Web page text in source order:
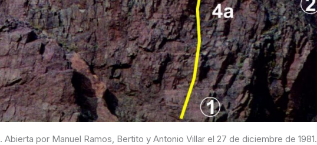
. Abierta por Manuel Ramos, Bertito y Antonio Villar el 27 de diciembre de 1981.